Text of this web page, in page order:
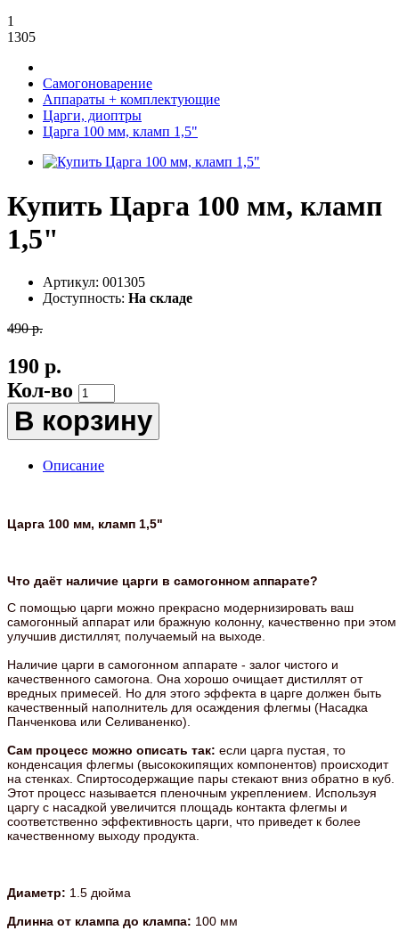
1
1305
Самогоноварение
Аппараты + комплектующие
Царги, диоптры
Царга 100 мм, кламп 1,5"
Купить Царга 100 мм, кламп
1,5"
Артикул: 001305
Доступность: На складе
490 р.
190 р.
Кол-во
В корзину
Описание
Царга 100 мм, кламп 1,5"
Что даёт наличие царги в самогонном аппарате?
С помощью царги можно прекрасно модернизировать ваш
самогонный аппарат или бражную колонну, качественно при этом
улучшив дистиллят, получаемый на выходе.
Наличие царги в самогонном аппарате - залог чистого и
качественного самогона. Она хорошо очищает дистиллят от
вредных примесей. Но для этого эффекта в царге должен быть
качественный наполнитель для осаждения флегмы (Насадка
Панченкова или Селиваненко).
Сам процесс можно описать так: если царга пустая, то
конденсация флегмы (высококипящих компонентов) происходит
на стенках. Спиртосодержащие пары стекают вниз обратно в куб.
Этот процесс называется пленочным укреплением. Используя
царгу с насадкой увеличится площадь контакта флегмы и
соответственно эффективность царги, что приведет к более
качественному выходу продукта.
Диаметр: 1.5 дюйма
Длинна от клампа до клампа: 100 мм